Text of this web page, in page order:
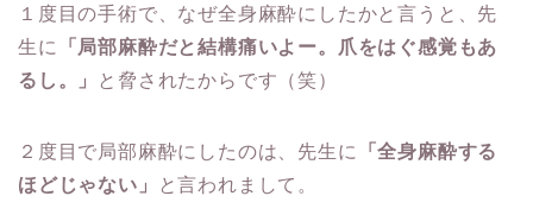
１度目の手術で、なぜ全身麻酔にしたかと言うと、先
生に
「局部麻酔だと結構痛いよー。爪をはぐ感覚もあ
るし。」
と脅されたからです（笑）
２度目で局部麻酔にしたのは、先生に
「全身麻酔する
ほどじゃない」
と言われまして。